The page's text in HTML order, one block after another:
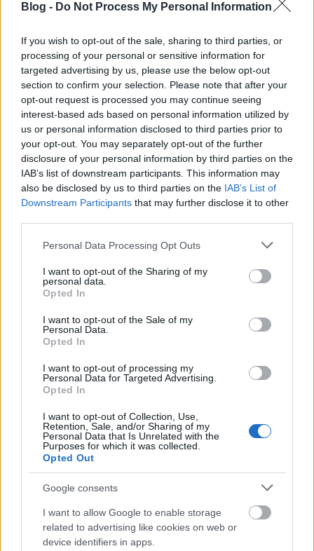
Blog - Do Not Process My Personal Information
If you wish to opt-out of the sale, sharing to third parties, or
processing of your personal or sensitive information for
targeted advertising by us, please use the below opt-out
section to confirm your selection. Please note that after your
opt-out request is processed you may continue seeing
interest-based ads based on personal information utilized by
us or personal information disclosed to third parties prior to
your opt-out. You may separately opt-out of the further
disclosure of your personal information by third parties on the
IAB’s list of downstream participants. This information may
also be disclosed by us to third parties on the IAB’s List of
Downstream Participants that may further disclose it to other
Please note that this website/app uses one or more Google
not limited to your visit or usage behaviour. You may click to
grant or deny consent to Google and its third-party tags to
use your data for below specified purposes in below Google
consent section.
Personal Data Processing Opt Outs
I want to opt-out of the Sharing of my
personal data.
Opted In
I want to opt-out of the Sale of my
Personal Data.
Opted In
I want to opt-out of processing my
Personal Data for Targeted Advertising.
Opted In
I want to opt-out of Collection, Use,
Retention, Sale, and/or Sharing of my
Personal Data that Is Unrelated with the
Purposes for which it was collected.
Opted Out
Google consents
I want to allow Google to enable storage
related to advertising like cookies on web or
device identifiers in apps.
szerint péntek
délután New
York-i
lakásában
holtan találták
Adam
Goldsteint,
ismertebb
nevén DJ AM-
et. Egyelőre semmilyen hivatalos ...
Noel Gallagher kilépett az Oasisból
2009. augusztus 29.
Néhány órával azután, hogy hevesen cáfolták a
zenekar feloszlásáról szóló, évek óta forgalomban
lévő híresztelések újabb hullámát, a ...
Insane - 33 (klippremier)
lánggitár•2009. augusztus 28.
Elkészült az Insane Fonogram díjas Our Island Our
Empire nagylemezről a második videoklip a 33 című
dalra. A felvételek idén júliusban zajlottak ...
Ingyenes Editors-koncert
Budapesten
lánggitár•2009. augusztus 28.